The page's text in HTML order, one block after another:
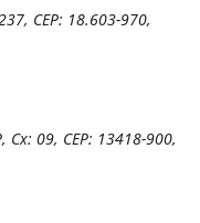
CEP: 18.603-970,
Cx: 09, CEP: 13418-900,